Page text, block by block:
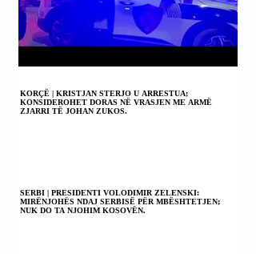
KORÇË | KRISTJAN STERJO U ARRESTUA;
KONSIDEROHET DORAS NË VRASJEN ME ARMË
ZJARRI TË JOHAN ZUKOS.
SERBI | PRESIDENTI VOLODIMIR ZELENSKI:
MIRËNJOHËS NDAJ SERBISË PËR MBËSHTETJEN;
NUK DO TA NJOHIM KOSOVËN.